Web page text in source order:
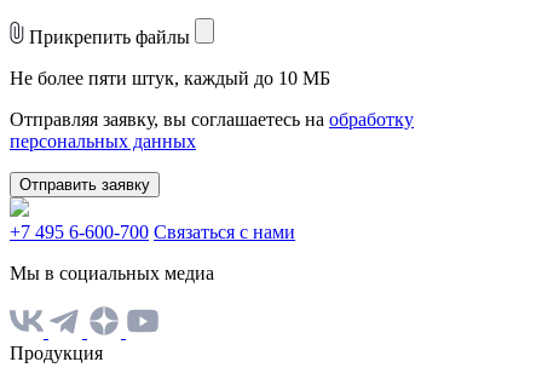
Прикрепить файлы
Не более пяти штук, каждый до 10 МБ
Отправляя заявку, вы соглашаетесь на обработку
персональных данных
Отправить заявку
+7 495 6-600-700 Связаться с нами
Мы в социальных медиа
Продукция